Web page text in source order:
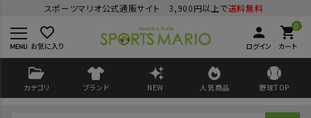
スポーツマリオ公式通販サイト 3,900円以上で送料無料
favorite_border
お気に入り
person
ログイン
0
shopping_cart
カート
カテゴリ ブランド NEW 人気商品 野球TOP